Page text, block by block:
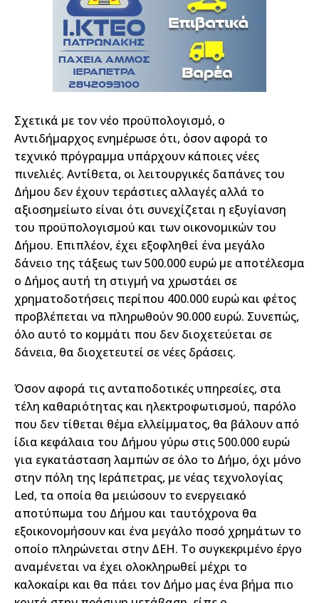
Σχετικά με τον νέο προϋπολογισμό, ο
Αντιδήμαρχος ενημέρωσε ότι, όσον αφορά το
τεχνικό πρόγραμμα υπάρχουν κάποιες νέες
πινελιές. Αντίθετα, οι λειτουργικές δαπάνες του
Δήμου δεν έχουν τεράστιες αλλαγές αλλά το
αξιοσημείωτο είναι ότι συνεχίζεται η εξυγίανση
του προϋπολογισμού και των οικονομικών του
Δήμου. Επιπλέον, έχει εξοφληθεί ένα μεγάλο
δάνειο της τάξεως των 500.000 ευρώ με αποτέλεσμα
ο Δήμος αυτή τη στιγμή να χρωστάει σε
χρηματοδοτήσεις περίπου 400.000 ευρώ και φέτος
προβλέπεται να πληρωθούν 90.000 ευρώ. Συνεπώς,
όλο αυτό το κομμάτι που δεν διοχετεύεται σε
δάνεια, θα διοχετευτεί σε νέες δράσεις.
Όσον αφορά τις ανταποδοτικές υπηρεσίες, στα
τέλη καθαριότητας και ηλεκτροφωτισμού, παρόλο
που δεν τίθεται θέμα ελλείμματος, θα βάλουν από
ίδια κεφάλαια του Δήμου γύρω στις 500.000 ευρώ
για εγκατάσταση λαμπών σε όλο το Δήμο, όχι μόνο
στην πόλη της Ιεράπετρας, με νέας τεχνολογίας
Led, τα οποία θα μειώσουν το ενεργειακό
αποτύπωμα του Δήμου και ταυτόχρονα θα
εξοικονομήσουν και ένα μεγάλο ποσό χρημάτων το
οποίο πληρώνεται στην ΔΕΗ. Το συγκεκριμένο έργο
αναμένεται να έχει ολοκληρωθεί μέχρι το
καλοκαίρι και θα πάει τον Δήμο μας ένα βήμα πιο